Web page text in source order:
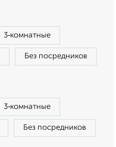
3‑комнатные
Без посредников
3‑комнатные
Без посредников